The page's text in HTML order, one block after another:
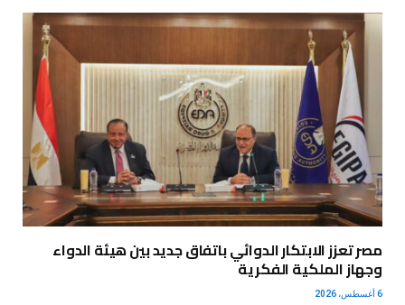
مصر تعزز الابتكار الدوائي باتفاق جديد بين هيئة الدواء
وجهاز الملكية الفكرية
6 أغسطس، 2026